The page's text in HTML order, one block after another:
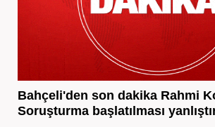
Bahçeli'den son dakika Rahmi
Soruşturma başlatılması